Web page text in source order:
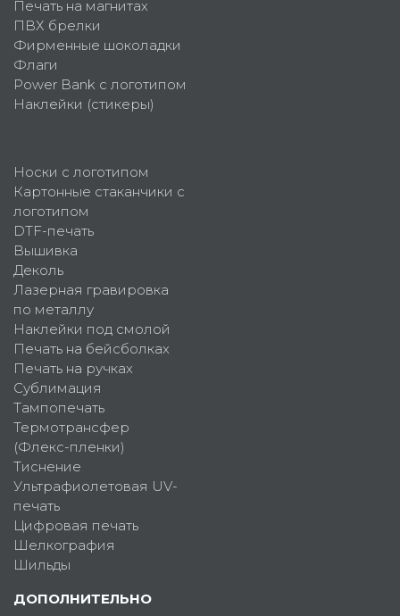
Печать на магнитах
ПВХ брелки
Фирменные шоколадки
Флаги
Power Bank с логотипом
Наклейки (стикеры)
Носки с логотипом
Картонные стаканчики с
логотипом
DTF-печать
Вышивка
Деколь
Лазерная гравировка
по металлу
Наклейки под смолой
Печать на бейсболках
Печать на ручках
Сублимация
Тампопечать
Термотрансфер
(Флекс-пленки)
Тиснение
Ультрафиолетовая UV-
печать
Цифровая печать
Шелкография
Шильды
ДОПОЛНИТЕЛЬНО